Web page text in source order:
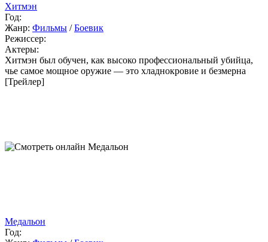
Хитмэн
Год:
Жанр: Фильмы /Боевик
Режиссер:
Актеры:
Хитмэн был обучен, как высоко профессиональный убийца,
чье самое мощное оружие — это хладнокровие и безмерна
[Трейлер]
Медальон
Год: